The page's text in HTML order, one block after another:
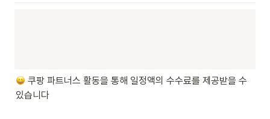
쿠팡 파트너스 활동을 통해 일정액의 수수료를 제공받을 수
있습니다